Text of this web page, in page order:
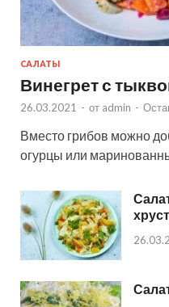
САЛАТЫ
Винегрет с
26.03.2021 - от admin -
Вместо грибов можно
огурцы или